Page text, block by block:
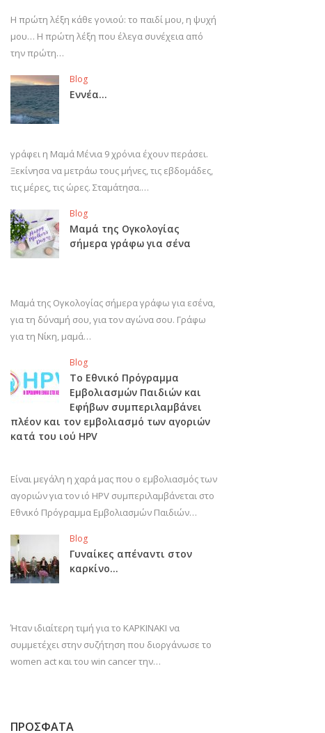
Η πρώτη λέξη κάθε γονιού: το παιδί μου, η ψυχή
μου… Η πρώτη λέξη που έλεγα συνέχεια από
την πρώτη…
Blog
Εννέα…
γράφει η Μαμά Μένια 9 χρόνια έχουν περάσει.
Ξεκίνησα να μετράω τους μήνες, τις εβδομάδες,
τις μέρες, τις ώρες. Σταμάτησα.…
Blog
Μαμά της Ογκολογίας
σήμερα γράφω για σένα
Μαμά της Ογκολογίας σήμερα γράφω για εσένα,
για τη δύναμή σου, για τον αγώνα σου. Γράφω
για τη Νίκη, μαμά…
Blog
Το Εθνικό Πρόγραμμα
Εμβολιασμών Παιδιών και
Εφήβων συμπεριλαμβάνει
πλέον και τον εμβολιασμό των αγοριών
κατά του ιού HPV
Είναι μεγάλη η χαρά μας που ο εμβολιασμός των
αγοριών για τον ιό HPV συμπεριλαμβάνεται στο
Εθνικό Πρόγραμμα Εμβολιασμών Παιδιών…
Blog
Γυναίκες απέναντι στον
καρκίνο…
Ήταν ιδιαίτερη τιμή για το ΚΑΡΚΙΝΑΚΙ να
συμμετέχει στην συζήτηση που διοργάνωσε το
women act και του win cancer την…
ΠΡΟΣΦΑΤΑ